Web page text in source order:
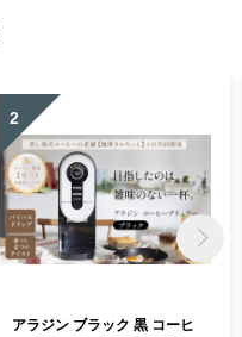
2
アラジン ブラック 黒 コーヒ